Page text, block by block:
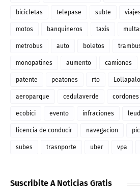
bicicletas telepase subte
motos banquineros taxis
metrobus auto boletos
monopatines aumento camiones
patente peatones rto
aeroparque cedulaverde cordones
ecobici evento infraciones
licencia de conducir navegacion
subes trasnporte uber vpa
Suscribite A Noticias Gratis